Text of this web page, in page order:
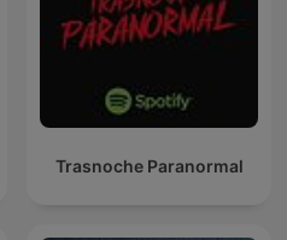
Trasnoche Paranormal